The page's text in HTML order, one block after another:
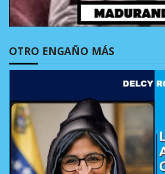
OTRO ENGAÑO MÁS